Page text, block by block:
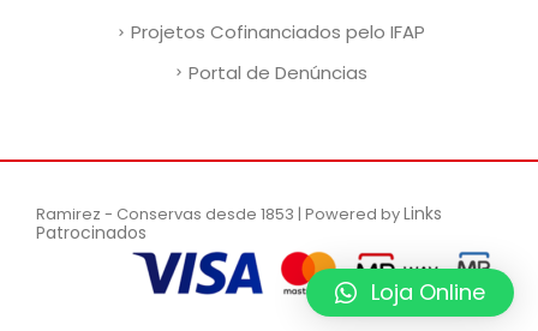
Projetos Cofinanciados pelo IFAP
Portal de Denúncias
Ramirez - Conservas desde 1853 | Powered byLinks
Patrocinados
Loja Online